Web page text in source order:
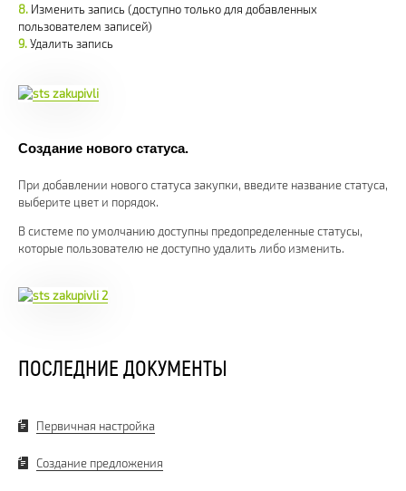
Изменить запись (доступно только для добавленных
пользователем записей)
Удалить запись
Создание нового статуса.
При добавлении нового статуса закупки, введите название статуса,
выберите цвет и порядок.
В системе по умолчанию доступны предопределенные статусы,
которые пользователю не доступно удалить либо изменить.
ПОСЛЕДНИЕ ДОКУМЕНТЫ
Первичная настройка
Создание предложения